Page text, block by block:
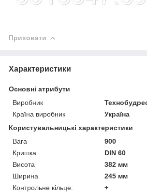
Приховати
Характеристики
Основні атрибути
Виробник
Країна виробник
Україна
Користувальницькі характеристики
Вага
900
Кришка
DIN 60
Висота
382 мм
Ширина
245 мм
Контрольне кільце:
+